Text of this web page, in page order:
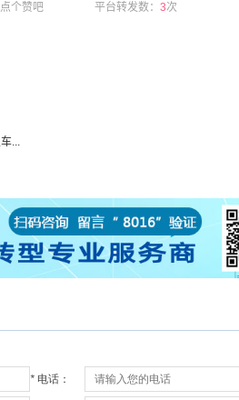
点个赞吧 平台转发数： 3次
...